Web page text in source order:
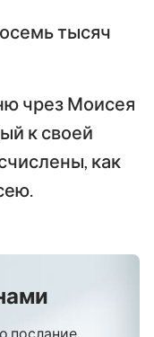
тысяч
чрез Моисея
к своей
как
послание.